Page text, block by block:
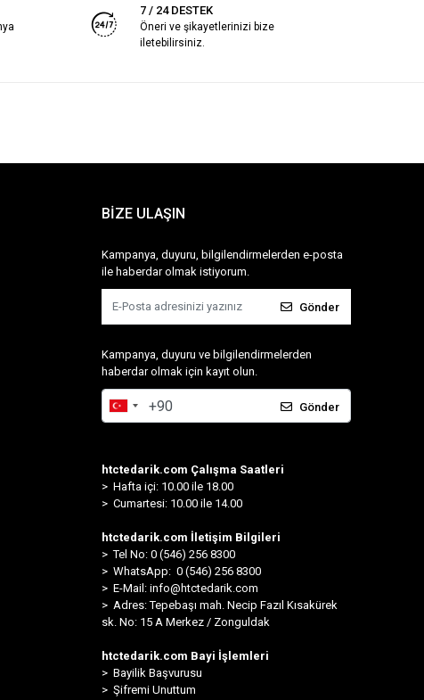
7 / 24 DESTEK
Öneri ve şikayetlerinizi bize
iletebilirsiniz.
BİZE ULAŞIN
Kampanya, duyuru, bilgilendirmelerden e-posta
ile haberdar olmak istiyorum.
Gönder
Kampanya, duyuru ve bilgilendirmelerden
haberdar olmak için kayıt olun.
Gönder
htctedarik.com Çalışma Saatleri
> Hafta içi: 10.00 ile 18.00
> Cumartesi: 10.00 ile 14.00
htctedarik.com İletişim Bilgileri
> Tel No: 0 (546) 256 8300
> WhatsApp: 0 (546) 256 8300
> E-Mail: info@htctedarik.com
> Adres: Tepebaşı mah. Necip Fazıl Kısakürek
sk. No: 15 A Merkez / Zonguldak
htctedarik.com Bayi İşlemleri
> Bayilik Başvurusu
> Şifremi Unuttum